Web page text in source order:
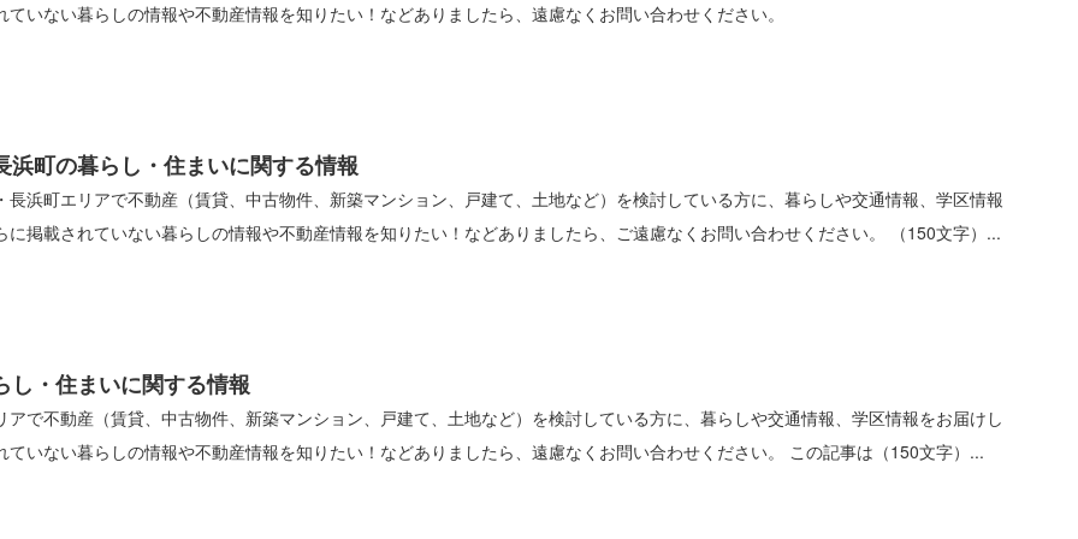
いない暮らしの情報や不動産情報を知りたい！などありましたら、遠慮なくお問い合わせください。
浜町の暮らし・住まいに関する情報
浜町エリアで不動産（賃貸、中古物件、新築マンション、戸建て、土地など）を検討している方に、暮らしや交通情報、学区情報
に掲載されていない暮らしの情報や不動産情報を知りたい！などありましたら、ご遠慮なくお問い合わせください。 （150文字）...
し・住まいに関する情報
で不動産（賃貸、中古物件、新築マンション、戸建て、土地など）を検討している方に、暮らしや交通情報、学区情報をお届けし
ていない暮らしの情報や不動産情報を知りたい！などありましたら、遠慮なくお問い合わせください。 この記事は（150文字）...